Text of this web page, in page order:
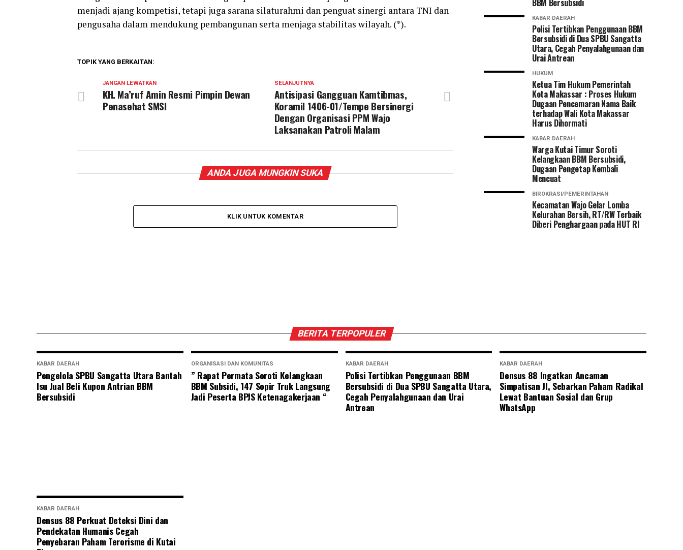
menjadi ajang kompetisi, tetapi juga sarana silaturahmi dan penguat sinergi antara TNI dan
pengusaha dalam mendukung pembangunan serta menjaga stabilitas wilayah. (*).
TOPIK YANG BERKAITAN:
SELANJUTNYA
Antisipasi Gangguan Kamtibmas,
Koramil 1406-01/Tempe Bersinergi
Dengan Organisasi PPM Wajo
Laksanakan Patroli Malam
JANGAN LEWATKAN
KH. Ma’ruf Amin Resmi Pimpin Dewan
Penasehat SMSI
ANDA JUGA MUNGKIN SUKA
KLIK UNTUK KOMENTAR
BBM Bersubsidi
KABAR DAERAH
Polisi Tertibkan Penggunaan BBM
Bersubsidi di Dua SPBU Sangatta
Utara, Cegah Penyalahgunaan dan
Urai Antrean
HUKUM
Ketua Tim Hukum Pemerintah
Kota Makassar : Proses Hukum
Dugaan Pencemaran Nama Baik
terhadap Wali Kota Makassar
Harus Dihormati
KABAR DAERAH
Warga Kutai Timur Soroti
Kelangkaan BBM Bersubsidi,
Dugaan Pengetap Kembali
Mencuat
BIROKRASI/PEMERINTAHAN
Kecamatan Wajo Gelar Lomba
Kelurahan Bersih, RT/RW Terbaik
Diberi Penghargaan pada HUT RI
BERITA TERPOPULER
KABAR DAERAH
Pengelola SPBU Sangatta Utara Bantah
Isu Jual Beli Kupon Antrian BBM
Bersubsidi
ORGANISASI DAN KOMUNITAS
” Rapat Permata Soroti Kelangkaan
BBM Subsidi, 147 Sopir Truk Langsung
Jadi Peserta BPJS Ketenagakerjaan “
KABAR DAERAH
Polisi Tertibkan Penggunaan BBM
Bersubsidi di Dua SPBU Sangatta Utara,
Cegah Penyalahgunaan dan Urai
Antrean
KABAR DAERAH
Densus 88 Ingatkan Ancaman
Simpatisan JI, Sebarkan Paham Radikal
Lewat Bantuan Sosial dan Grup
WhatsApp
KABAR DAERAH
Densus 88 Perkuat Deteksi Dini dan
Pendekatan Humanis Cegah
Penyebaran Paham Terorisme di Kutai